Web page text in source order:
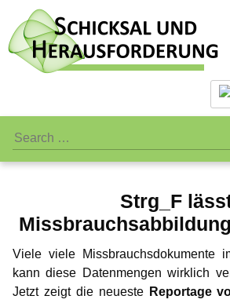
About us
The Team
Standards
Facts & Infos
What is actually
Personal Stuff
Strg_F
Viele viele Missbrauchsdokumente
kann diese Datenmengen wirklich
Jetzt zeigt die neueste Reportage